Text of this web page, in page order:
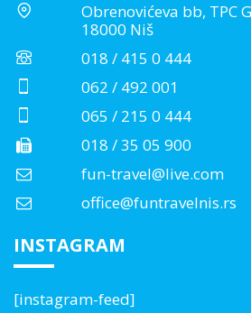
Obrenovićeva bb, TPC
18000 Niš
018 / 415 0 444
062 / 492 001
065 / 215 0 444
018 / 35 05 900
fun-travel@live.com
office@funtravelnis.rs
INSTAGRAM
[instagram-feed]